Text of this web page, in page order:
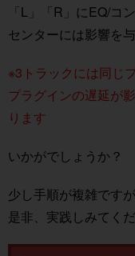
「L」「R」にEQ/コ
センターには影響を
※3トラックには同じ
プラグインの遅延が
ります
いかがでしょうか？
少し手順が複雑です
是非、実践しみてくだ